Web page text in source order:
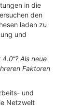
in die
den
laden zu
und
Als neue
Faktoren
und
Netzwelt